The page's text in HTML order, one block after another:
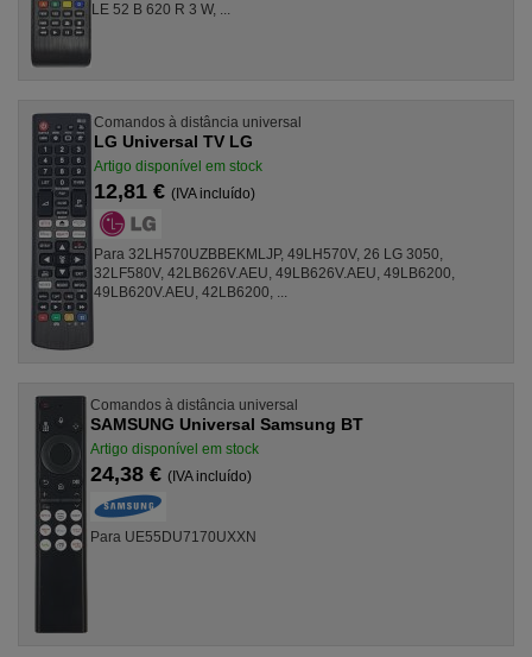
LE 52 B 620 R 3 W, ...
Comandos à distância universal
LG Universal TV LG
Artigo disponível em stock
12,81 € (IVA incluído)
Para 32LH570UZBBEKMLJP, 49LH570V, 26 LG 3050,
32LF580V, 42LB626V.AEU, 49LB626V.AEU, 49LB6200,
49LB620V.AEU, 42LB6200, ...
Comandos à distância universal
SAMSUNG Universal Samsung BT
Artigo disponível em stock
24,38 € (IVA incluído)
Para UE55DU7170UXXN